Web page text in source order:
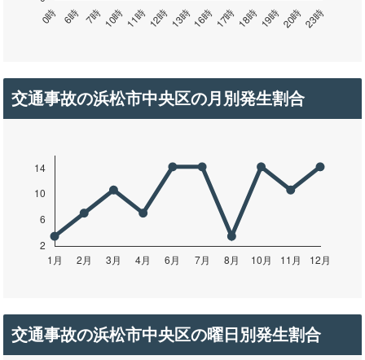
交通事故の浜松市中央区の月別発生割合
交通事故の浜松市中央区の曜日別発生割合